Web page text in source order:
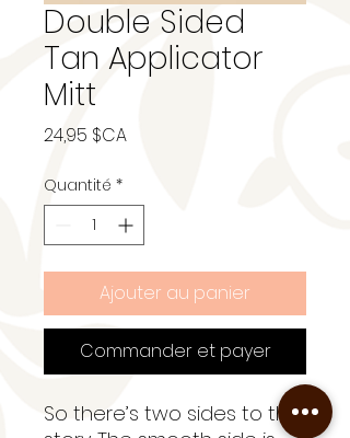
Double Sided
Tan Applicator
Mitt
24,95 $CAPrix
Quantité *
Ajouter au panier
Commander et payer
So there’s two sides to this